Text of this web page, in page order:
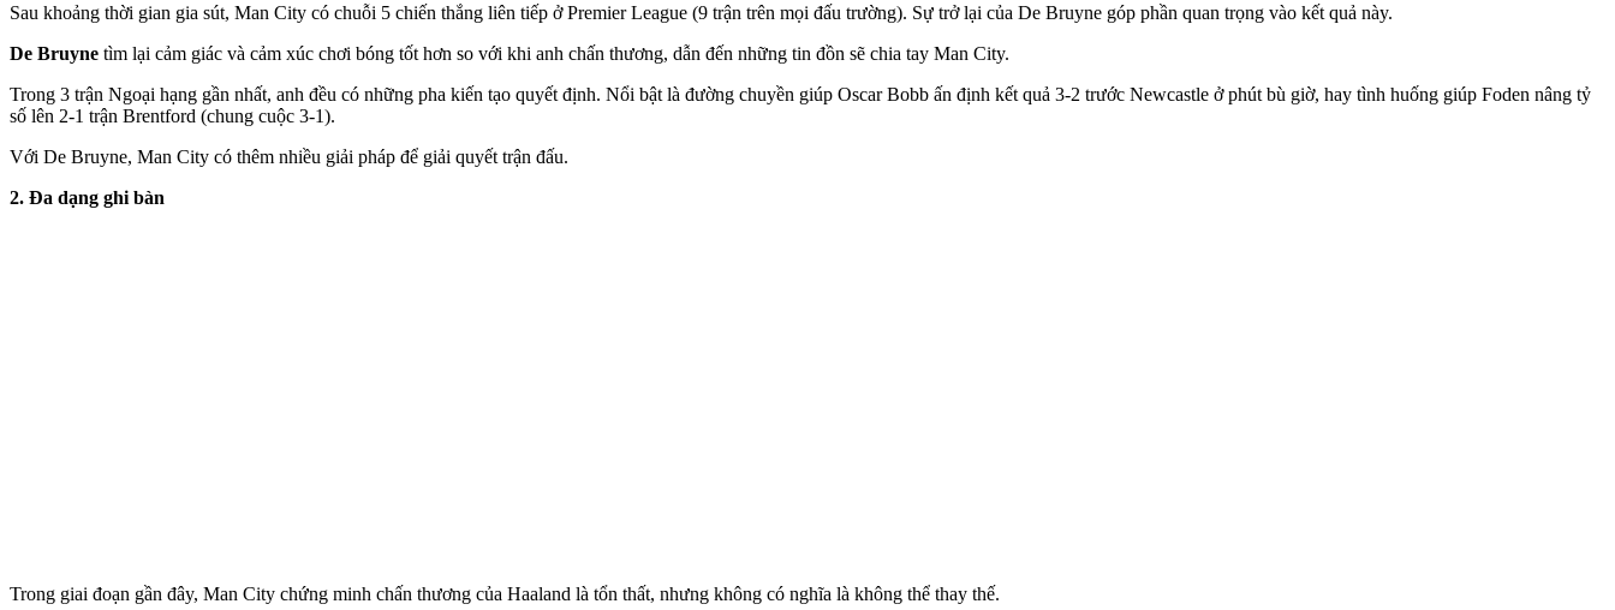
Sau khoảng thời gian gia sút, Man City có chuỗi 5 chiến thắng liên tiếp ở Premier League (9 trận trên mọi đấu trường). Sự trở lại của De Bruyne góp phần quan trọng vào kết quả này.
De Bruyne tìm lại cảm giác và cảm xúc chơi bóng tốt hơn so với khi anh chấn thương, dẫn đến những tin đồn sẽ chia tay Man City.
Trong 3 trận Ngoại hạng gần nhất, anh đều có những pha kiến tạo quyết định. Nổi bật là đường chuyền giúp Oscar Bobb ấn định kết quả 3-2 trước Newcastle ở phút bù giờ, hay tình huống giúp Foden nâng tỷ
số lên 2-1 trận Brentford (chung cuộc 3-1).
Với De Bruyne, Man City có thêm nhiều giải pháp để giải quyết trận đấu.
2. Đa dạng ghi bàn
Trong giai đoạn gần đây, Man City chứng minh chấn thương của Haaland là tổn thất, nhưng không có nghĩa là không thể thay thế.